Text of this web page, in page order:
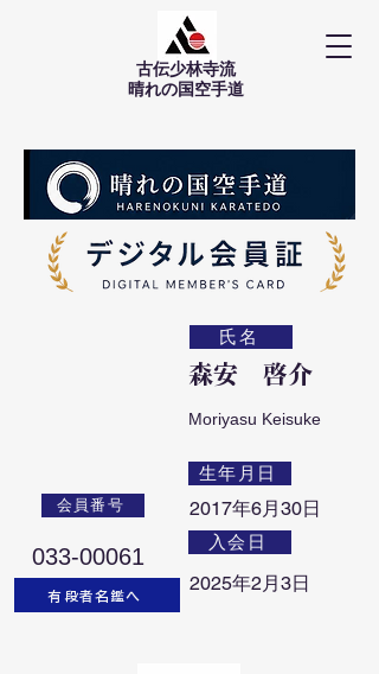
古伝少林寺流
​晴れの国空手道
会員番号
033-00061
有段者名鑑へ
氏名
森安 啓介
Moriyasu Keisuke
生年月日
2017年6月30日
入会日
2025年2月3日